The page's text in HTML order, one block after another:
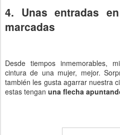
4. Unas entradas
marcadas
Desde tiempos inmemorables,
cintura de una mujer, mejor.
también les gusta agarrar nuestra
estas tengan una flecha